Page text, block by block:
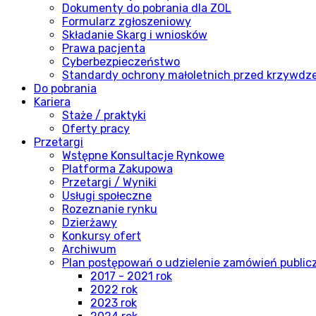
Dokumenty do pobrania dla ZOL
Formularz zgłoszeniowy
Składanie Skarg i wniosków
Prawa pacjenta
Cyberbezpieczeństwo
Standardy ochrony małoletnich przed
Do pobrania
Kariera
Staże / praktyki
Oferty pracy
Przetargi
Wstępne Konsultacje Rynkowe
Platforma Zakupowa
Przetargi / Wyniki
Usługi społeczne
Rozeznanie rynku
Dzierżawy
Konkursy ofert
Archiwum
Plan postępowań o udzielenie zamówień
2017 - 2021 rok
2022 rok
2023 rok